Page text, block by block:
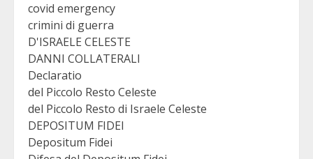
covid emergency
crimini di guerra
D'ISRAELE CELESTE
DANNI COLLATERALI
Declaratio
del Piccolo Resto Celeste
del Piccolo Resto di Israele Celeste
DEPOSITUM FIDEI
Depositum Fidei